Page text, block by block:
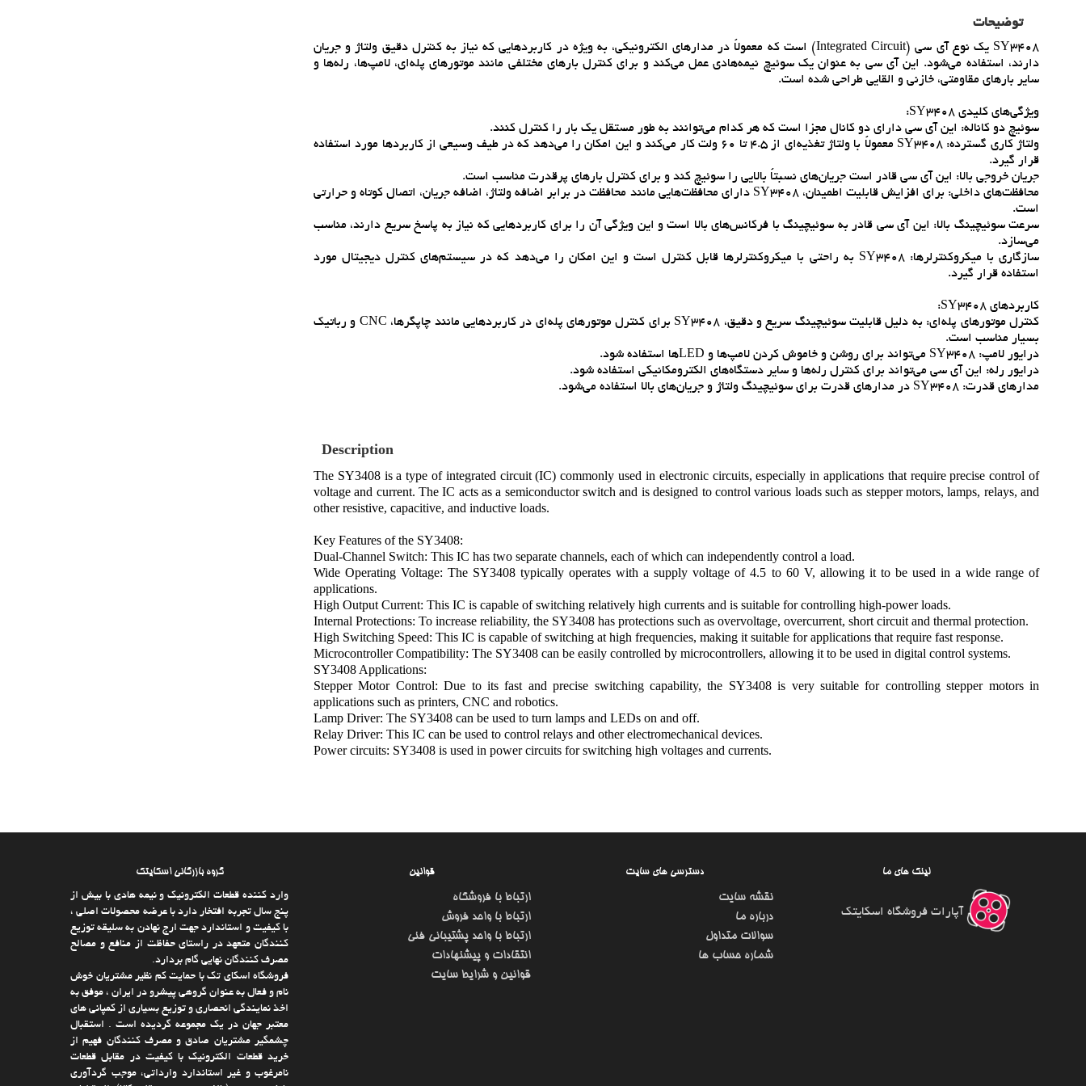
توضیحات
SY3408 يک نوع آي سي (Integrated Circuit) است که معمولاً در مدارهاي الکترونيکي، به ويژه در کاربردهايي که نياز به کنترل دقيق ولتاژ و جريان
دارند، استفاده مي‌شود. اين آي سي به عنوان يک سوئيچ نيمه‌هادي عمل مي‌کند و براي کنترل بارهاي مختلفي مانند موتورهاي پله‌اي، لامپ‌ها، رله‌ها و
ساير بارهاي مقاومتي، خازني و القايي طراحي شده است.
ويژگي‌هاي کليدي SY3408:
سوئيچ دو کاناله: اين آي سي داراي دو کانال مجزا است که هر کدام مي‌توانند به طور مستقل يک بار را کنترل کنند.
ولتاژ کاري گسترده: SY3408 معمولاً با ولتاژ تغذيه‌اي از 4.5 تا 60 ولت کار مي‌کند و اين امکان را مي‌دهد که در طيف وسيعي از کاربردها مورد استفاده
قرار گيرد.
جريان خروجي بالا: اين آي سي قادر است جريان‌هاي نسبتاً بالايي را سوئيچ کند و براي کنترل بارهاي پرقدرت مناسب است.
محافظت‌هاي داخلي: براي افزايش قابليت اطمينان، SY3408 داراي محافظت‌هايي مانند محافظت در برابر اضافه ولتاژ، اضافه جريان، اتصال کوتاه و حرارتي
است.
سرعت سوئيچينگ بالا: اين آي سي قادر به سوئيچينگ با فرکانس‌هاي بالا است و اين ويژگي آن را براي کاربردهايي که نياز به پاسخ سريع دارند، مناسب
مي‌سازد.
سازگاري با ميکروکنترلرها: SY3408 به راحتي با ميکروکنترلرها قابل کنترل است و اين امکان را مي‌دهد که در سيستم‌هاي کنترل ديجيتال مورد
استفاده قرار گيرد.
کاربردهاي SY3408:
کنترل موتورهاي پله‌اي: به دليل قابليت سوئيچينگ سريع و دقيق، SY3408 براي کنترل موتورهاي پله‌اي در کاربردهايي مانند چاپگرها، CNC و رباتيک
بسيار مناسب است.
درايور لامپ: SY3408 مي‌تواند براي روشن و خاموش کردن لامپ‌ها و LEDها استفاده شود.
درايور رله: اين آي سي مي‌تواند براي کنترل رله‌ها و ساير دستگاه‌هاي الکترومکانيکي استفاده شود.
مدارهاي قدرت: SY3408 در مدارهاي قدرت براي سوئيچينگ ولتاژ و جريان‌هاي بالا استفاده مي‌شود.
Description
The SY3408 is a type of integrated circuit (IC) commonly used in electronic circuits, especially in applications that require precise control of
voltage and current. The IC acts as a semiconductor switch and is designed to control various loads such as stepper motors, lamps, relays, and
other resistive, capacitive, and inductive loads.
Key Features of the SY3408:
Dual-Channel Switch: This IC has two separate channels, each of which can independently control a load.
Wide Operating Voltage: The SY3408 typically operates with a supply voltage of 4.5 to 60 V, allowing it to be used in a wide range of
applications.
High Output Current: This IC is capable of switching relatively high currents and is suitable for controlling high-power loads.
Internal Protections: To increase reliability, the SY3408 has protections such as overvoltage, overcurrent, short circuit and thermal protection.
High Switching Speed: This IC is capable of switching at high frequencies, making it suitable for applications that require fast response.
Microcontroller Compatibility: The SY3408 can be easily controlled by microcontrollers, allowing it to be used in digital control systems.
SY3408 Applications:
Stepper Motor Control: Due to its fast and precise switching capability, the SY3408 is very suitable for controlling stepper motors in
applications such as printers, CNC and robotics.
Lamp Driver: The SY3408 can be used to turn lamps and LEDs on and off.
Relay Driver: This IC can be used to control relays and other electromechanical devices.
Power circuits: SY3408 is used in power circuits for switching high voltages and currents.
گروه بازرگانی اسکایتک
وارد كننده قطعات الکترونیک و نیمه هادی با بیش از
پنج سال تجربه افتخار دارد با عرضه محصولات اصلی ،
با كیفیت و استاندارد جهت ارج نهادن به سلیقه توزیع
كنندگان متعهد در راستای حفاظت از منافع و مصالح
مصرف كنندگان نهایی گام بردارد.
فروشگاه اسکای تک با حمایت كم نظیر مشتریان خوش
نام و فعال به عنوان گروهی پیشرو در ایران ، موفق به
اخذ نمایندگی انحصاری و توزیع بسیاری از كمپانی های
معتبر جهان در یك مجموعه گردیده است . استقبال
چشمگیر مشتریان صادق و مصرف كنندگان فهیم از
خرید قطعات الکترونیک با كیفیت در مقابل قطعات
نامرغوب و غیر استاندارد وارداتی، موجب گردآوری
قوانین
ارتباط با فروشگاه
ارتباط با واحد فروش
ارتباط با واحد پشتیبانی فنی
انتقادات و پیشنهادات
قوانین و شرایط سایت
دسترسی های سایت
نقشه سایت
درباره ما
سوالات متداول
شماره حساب ها
لینک های ما
آپارات فروشگاه اسکایتک